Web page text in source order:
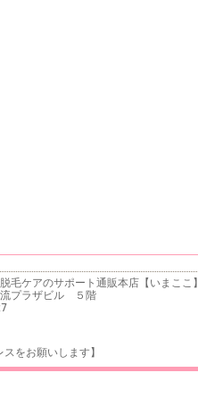
ケアのサポート通販本店【いまここ】
プラザビル ５階
をお願いします】